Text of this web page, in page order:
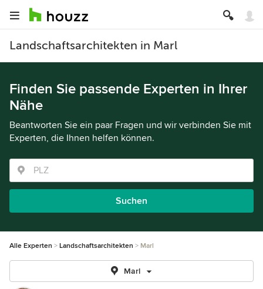
Landschaftsarchitekten in Marl
Finden Sie passende Experten in Ihrer
Nähe
Beantworten Sie ein paar Fragen und wir verbinden Sie mit
Experten, die Ihnen helfen können.
Suchen
Alle Experten Landschaftsarchitekten Marl
Marl